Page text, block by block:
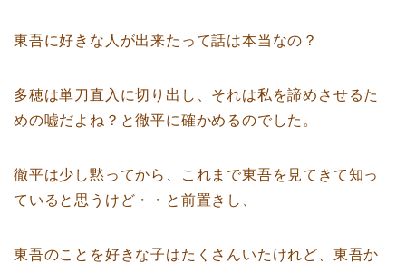
東吾に好きな人が出来たって話は本当なの？
多穂は単刀直入に切り出し、それは私を諦めさせるた
めの嘘だよね？と徹平に確かめるのでした。
徹平は少し黙ってから、これまで東吾を見てきて知っ
ていると思うけど・・と前置きし、
東吾のことを好きな子はたくさんいたけれど、東吾か